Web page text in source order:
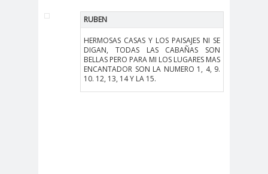
RUBEN
HERMOSAS CASAS Y LOS PAISAJES NI SE
DIGAN, TODAS LAS CABAÑAS SON
BELLAS PERO PARA MI LOS LUGARES MAS
ENCANTADOR SON LA NUMERO 1, 4, 9.
10. 12, 13, 14 Y LA 15.